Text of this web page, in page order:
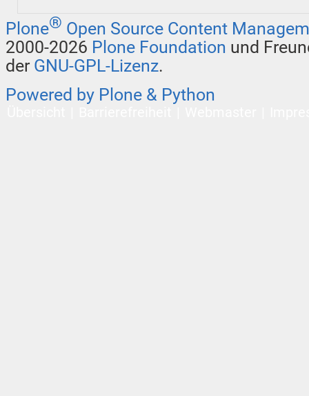
Plone® Open Source Content
2000-2026 Plone Foundation und
der GNU-GPL-Lizenz.
Powered by Plone & Python